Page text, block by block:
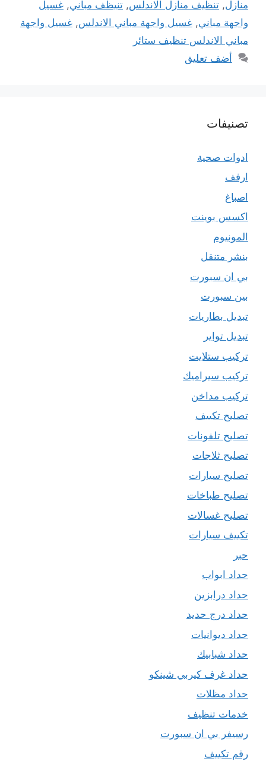
منازل, تنظيف منازل الاندلس, تنيظف مباني, غسيل
واجهة مباني, غسيل واجهة مباني الاندلس, غسيل واجهة
مباني الاندلس تنظيف ستائر
أضف تعليق
تصنيفات
ادوات صحية
ارفف
اصباغ
اكسس بوينت
المونيوم
بنشر متنقل
بي ان سبورت
بين سبورت
تبديل بطاريات
تبديل تواير
تركيب ستلايت
تركيب سيراميك
تركيب مداخن
تصليح تكييف
تصليح تلفونات
تصليح ثلاجات
تصليح سيارات
تصليح طباخات
تصليح غسالات
تكييف سيارات
حبر
حداد ابواب
حداد درابزين
حداد درج حديد
حداد ديوانيات
حداد شبابيك
حداد غرف كيربي شينكو
حداد مظلات
خدمات تنظيف
رسيفر بي ان سبورت
رقم تكييف